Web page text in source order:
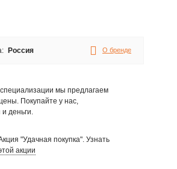
Россия О бренде
мы предлагаем
Покупайте у нас,
деньги.
"Удачная покупка". Узнать
акции